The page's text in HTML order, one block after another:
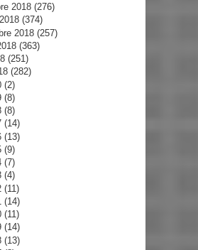
2018 (276)
(374)
2018 (257)
(363)
(251)
(282)
(2)
(8)
(8)
(14)
(13)
(9)
(7)
(4)
(11)
(14)
(11)
(14)
(13)